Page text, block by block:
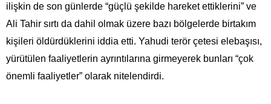
ilişkin de son günlerde “güçlü şekilde hareket ettiklerini” ve
Ali Tahir sırtı da dahil olmak üzere bazı bölgelerde birtakım
kişileri öldürdüklerini iddia etti. Yahudi terör çetesi elebaşısı,
yürütülen faaliyetlerin ayrıntılarına girmeyerek bunları “çok
önemli faaliyetler” olarak nitelendirdi.